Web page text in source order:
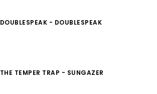
DOUBLESPEAK - DOUBLESPEAK
THE TEMPER TRAP - SUNGAZER